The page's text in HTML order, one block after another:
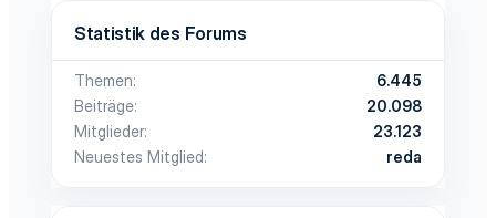
Statistik des Forums
Themen
6.445
Beiträge
20.098
Mitglieder
23.123
Neuestes Mitglied
reda